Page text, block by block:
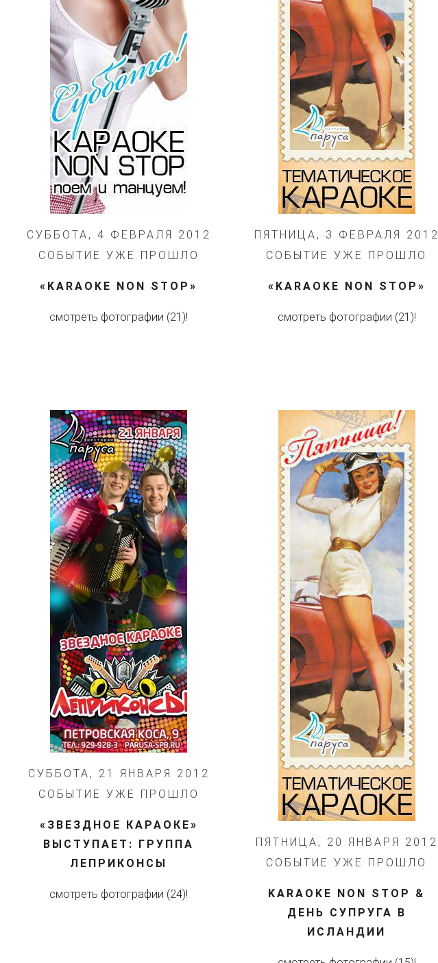
СУББОТА, 4 ФЕВРАЛЯ 2012
СОБЫТИЕ УЖЕ ПРОШЛО
«KARAOKE NON STOP»
смотреть фотографии (21)!
ПЯТНИЦА, 3 ФЕВРАЛЯ 2012
СОБЫТИЕ УЖЕ ПРОШЛО
«KARAOKE NON STOP»
смотреть фотографии (21)!
СУББОТА, 21 ЯНВАРЯ 2012
СОБЫТИЕ УЖЕ ПРОШЛО
«ЗВЕЗДНОЕ КАРАОКЕ»
ВЫСТУПАЕТ: ГРУППА
ЛЕПРИКОНСЫ
смотреть фотографии (24)!
ПЯТНИЦА, 20 ЯНВАРЯ 2012
СОБЫТИЕ УЖЕ ПРОШЛО
KARAOKE NON STOP &
ДЕНЬ СУПРУГА В
ИСЛАНДИИ